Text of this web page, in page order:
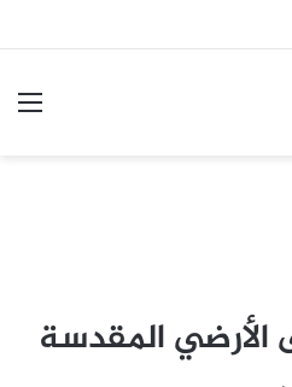
الأرضي المقدسة